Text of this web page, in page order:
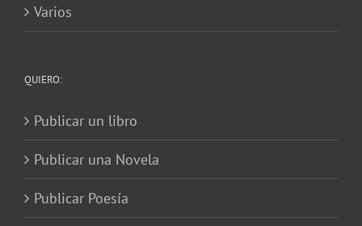
Varios
QUIERO:
Publicar un libro
Publicar una Novela
Publicar Poesía